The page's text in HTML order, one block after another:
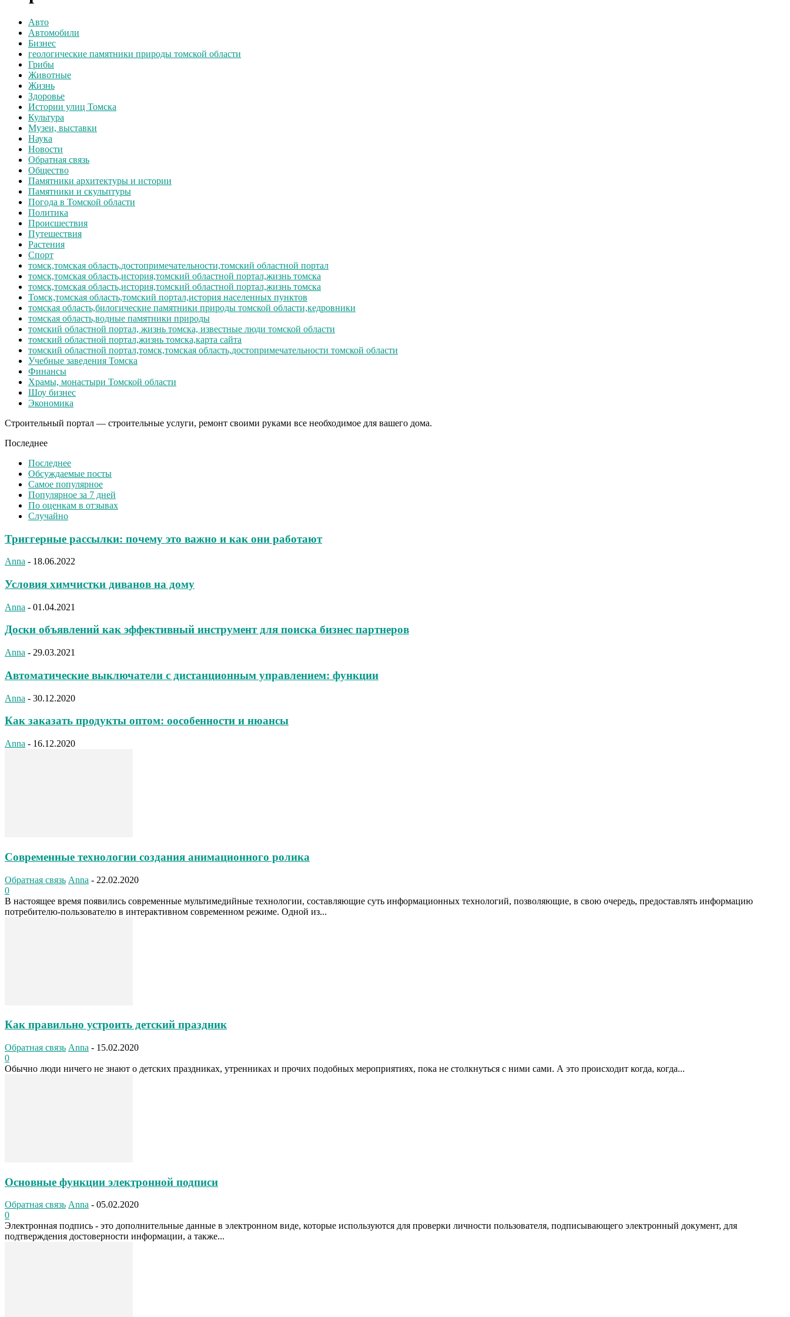
Авто
Автомобили
Бизнес
геологические памятники природы томской области
Грибы
Животные
Жизнь
Здоровье
Истории улиц Томска
Культура
Музеи, выставки
Наука
Новости
Обратная связь
Общество
Памятники архитектуры и истории
Памятники и скульптуры
Погода в Томской области
Политика
Происшествия
Путешествия
Растения
Спорт
томск,томская область,достопримечательности,томский областной портал
томск,томская область,история,томский областной портал,жизнь томска
томск,томская область,история,томский областной портал,жизнь томска
Томск,томская область,томский портал,история населенных пунктов
томская область,билогические памятники природы томской области,кедровники
томская область,водные памятники природы
томский областной портал, жизнь томска, известные люди томской области
томский областной портал,жизнь томска,карта сайта
томский областной портал,томск,томская область,достопримечательности томской области
Учебные заведения Томска
Финансы
Храмы, монастыри Томской области
Шоу бизнес
Экономика
Строительный портал — строительные услуги, ремонт своими руками все необходимое для вашего дома.
Последнее
Последнее
Обсуждаемые посты
Самое популярное
Популярное за 7 дней
По оценкам в отзывах
Случайно
Триггерные рассылки: почему это важно и как они работают
Anna - 18.06.2022
Условия химчистки диванов на дому
Anna - 01.04.2021
Доски объявлений как эффективный инструмент для поиска бизнес партнеров
Anna - 29.03.2021
Автоматические выключатели с дистанционным управлением: функции
Anna - 30.12.2020
Как заказать продукты оптом: оособенности и нюансы
Anna - 16.12.2020
Современные технологии создания анимационного ролика
Обратная связь Anna - 22.02.2020
0
В настоящее время появились современные мультимедийные технологии, составляющие суть информационных технологий, позволяющие, в свою очередь, предоставлять информацию
потребителю-пользователю в интерактивном современном режиме. Одной из...
Как правильно устроить детский праздник
Обратная связь Anna - 15.02.2020
0
Обычно люди ничего не знают о детских праздниках, утренниках и прочих подобных мероприятиях, пока не столкнуться с ними сами. А это происходит когда, когда...
Основные функции электронной подписи
Обратная связь Anna - 05.02.2020
0
Электронная подпись - это дополнительные данные в электронном виде, которые используются для проверки личности пользователя, подписывающего электронный документ, для
подтверждения достоверности информации, а также...